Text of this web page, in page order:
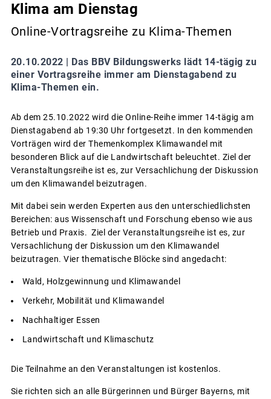
Klima am Dienstag
Online-Vortragsreihe zu Klima-Themen
20.10.2022 | Das BBV Bildungswerks lädt 14-tägig zu
einer Vortragsreihe immer am Dienstagabend zu
Klima-Themen ein.
Ab dem 25.10.2022 wird die Online-Reihe immer 14-tägig am
Dienstagabend ab 19:30 Uhr fortgesetzt. In den kommenden
Vorträgen wird der Themenkomplex Klimawandel mit
besonderen Blick auf die Landwirtschaft beleuchtet. Ziel der
Veranstaltungsreihe ist es, zur Versachlichung der Diskussion
um den Klimawandel beizutragen.
Mit dabei sein werden Experten aus den unterschiedlichsten
Bereichen: aus Wissenschaft und Forschung ebenso wie aus
Betrieb und Praxis. Ziel der Veranstaltungsreihe ist es, zur
Versachlichung der Diskussion um den Klimawandel
beizutragen. Vier thematische Blöcke sind angedacht:
Wald, Holzgewinnung und Klimawandel
Verkehr, Mobilität und Klimawandel
Nachhaltiger Essen
Landwirtschaft und Klimaschutz
Die Teilnahme an den Veranstaltungen ist kostenlos.
Sie richten sich an alle Bürgerinnen und Bürger Bayerns, mit